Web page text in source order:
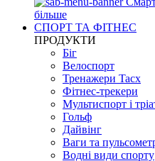
більше
СПОРТ ТА ФІТНЕС
ПРОДУКТИ
Біг
Велоспорт
Тренажери Tacx
Фітнес-трекери
Мультиспорт і
Гольф
Дайвінг
Ваги та
Водні види спорту